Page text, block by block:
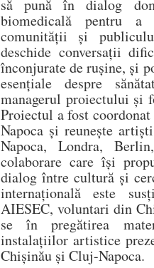
să pună în dialog
biomedicală pentru a
comunității și
deschide conversații
înconjurate de rușine, și
esențiale despre
managerul proiectului și
Proiectul a fost
Napoca și reunește
Napoca, Londra,
colaborare care își
dialog între cultură și
internațională este
AIESEC, voluntari din
se în pregătirea
instalațiilor artistice
Chișinău și Cluj-Napoca.